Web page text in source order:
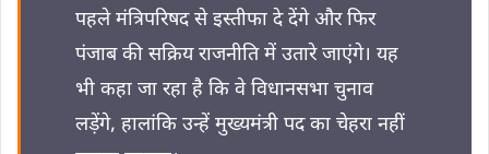
पहले मंत्रिपरिषद से इस्तीफा दे देंगे और फिर
पंजाब की सक्रिय राजनीति में उतारे जाएंगे। यह
भी कहा जा रहा है कि वे विधानसभा चुनाव
लड़ेंगे, हालांकि उन्हें मुख्यमंत्री पद का चेहरा नहीं